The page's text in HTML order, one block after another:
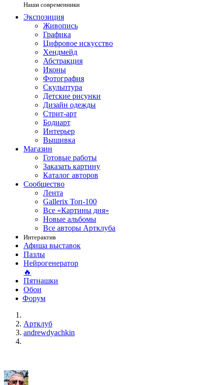
Наши современники
Экспозиция
Живопись
Графика
Цифровое искусство
Хендмейд
Абстракция
Иконы
Фотография
Скульптура
Детские рисунки
Дизайн одежды
Стрит-арт
Бодиарт
Интерьер
Вышивка
Магазин
Готовые работы
Заказать картину
Каталог авторов
Сообщество
Лента
Gallerix Топ-100
Все «Картины дня»
Новые альбомы
Все авторы Артклуба
Интерактив
Афиша выставок
Пазлы
Нейрогенератор
🔥
Пятнашки
Обои
Форум
Артклуб
andrewdyachkin